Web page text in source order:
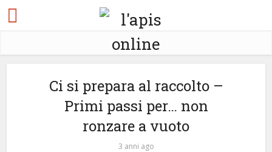
Ci si prepara al raccolto –
Primi passi per… non
ronzare a vuoto
3 anni ago